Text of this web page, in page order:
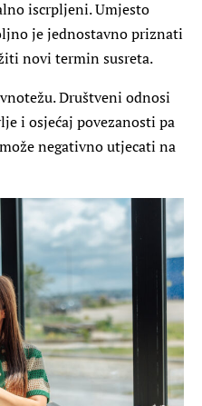
iscrpljeni. Umjesto
je jednostavno priznati
novi termin susreta.
Društveni odnosi
i osjećaj povezanosti pa
negativno utjecati na